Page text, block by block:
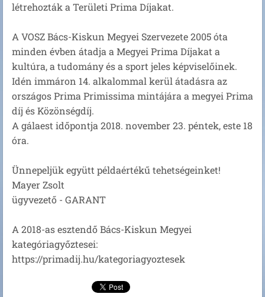
létrehozták a Területi Prima Díjakat.
A VOSZ Bács-Kiskun Megyei Szervezete 2005 óta
minden évben átadja a Megyei Prima Díjakat a
kultúra, a tudomány és a sport jeles képviselőinek.
Idén immáron 14. alkalommal kerül átadásra az
országos Prima Primissima mintájára a megyei Prima
díj és Közönségdíj.
A gálaest időpontja 2018. november 23. péntek, este 18
óra.
Ünnepeljük együtt példaértékű tehetségeinket!
Mayer Zsolt
ügyvezető - GARANT
A 2018-as esztendő Bács-Kiskun Megyei
kategóriagyőztesei:
https://primadij.hu/kategoriagyoztesek